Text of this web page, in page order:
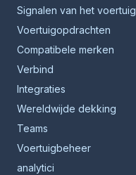
Signalen van het voertuig
Voertuigopdrachten
Compatibele merken
Verbind
Integraties
Wereldwijde dekking
Teams
Voertuigbeheer
analytici